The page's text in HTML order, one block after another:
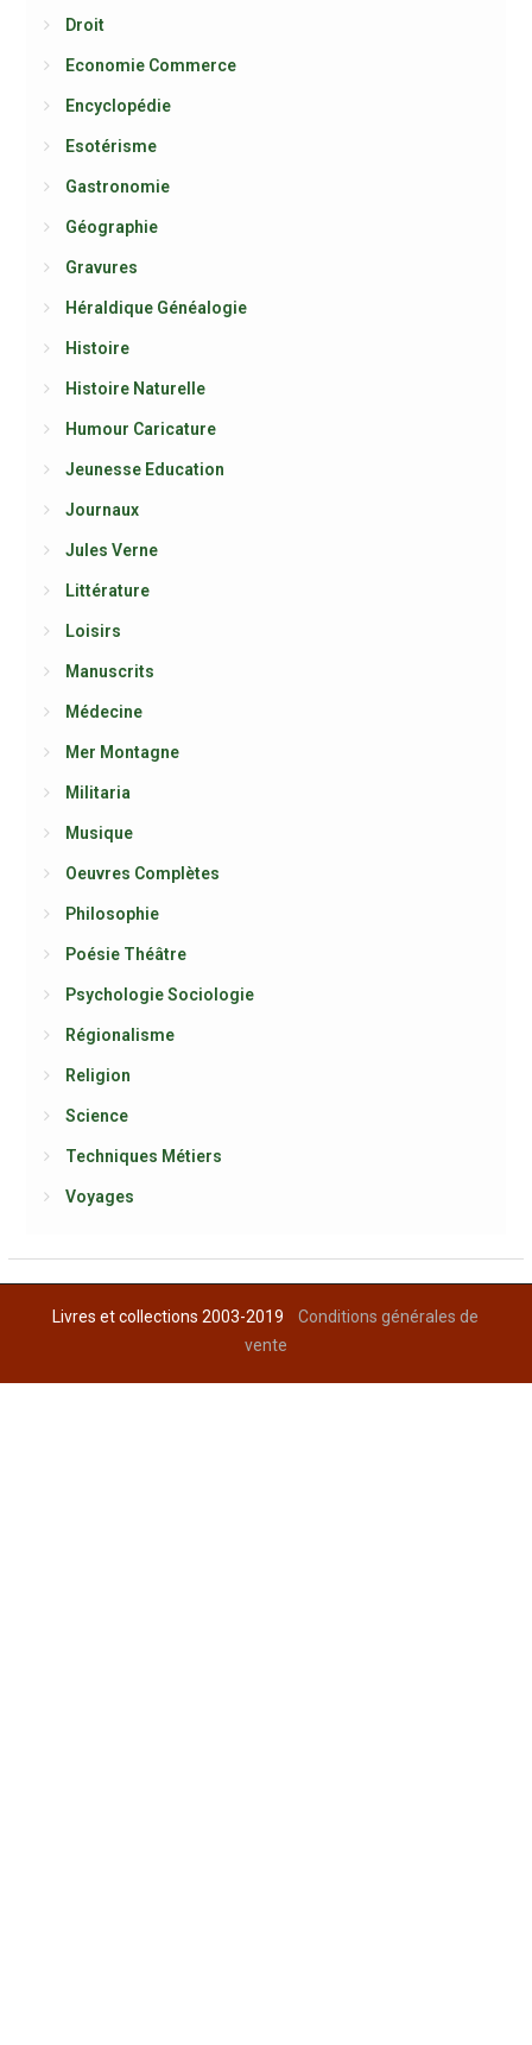
Droit
Economie Commerce
Encyclopédie
Esotérisme
Gastronomie
Géographie
Gravures
Héraldique Généalogie
Histoire
Histoire Naturelle
Humour Caricature
Jeunesse Education
Journaux
Jules Verne
Littérature
Loisirs
Manuscrits
Médecine
Mer Montagne
Militaria
Musique
Oeuvres Complètes
Philosophie
Poésie Théâtre
Psychologie Sociologie
Régionalisme
Religion
Science
Techniques Métiers
Voyages
Livres et collections 2003-2019Conditions générales de
vente